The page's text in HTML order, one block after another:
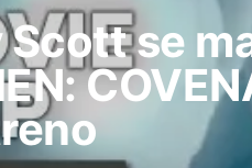
Scott se